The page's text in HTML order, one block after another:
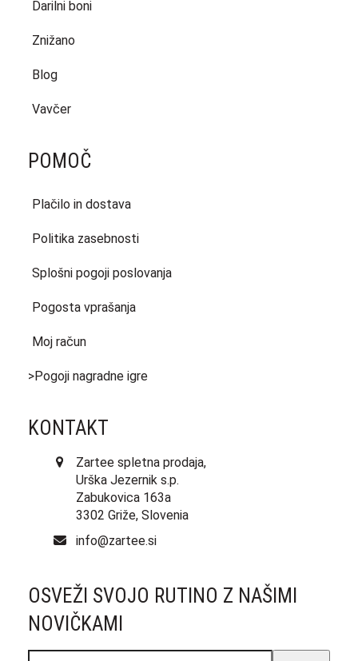
Darilni boni
Znižano
Blog
Vavčer
POMOČ
Plačilo in dostava
Politika zasebnosti
Splošni pogoji poslovanja
Pogosta vprašanja
Moj račun
>Pogoji nagradne igre
KONTAKT
Zartee spletna prodaja,
Urška Jezernik s.p.
Zabukovica 163a
3302 Griže, Slovenia
info@zartee.si
OSVEŽI SVOJO RUTINO Z NAŠIMI
NOVIČKAMI